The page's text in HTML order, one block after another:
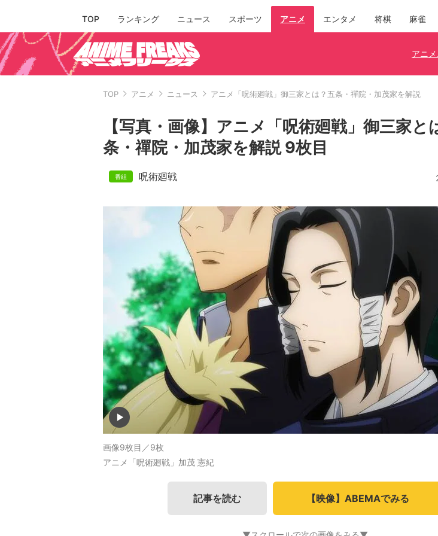
TOP ランキング ニュース スポーツ アニメ エンタメ 将棋 麻雀
アニ
TOP アニメ ニュース アニメ「呪術廻戦」御三家とは？五条・禪院・加茂家を解説
【写真・画像】アニメ「呪術廻戦」御三家と
条・禪院・加茂家を解説 9枚目
呪術廻戦
画像9枚目／9枚
アニメ「呪術廻戦」加茂 憲紀
記事を読む 【映像】ABEMAでみる